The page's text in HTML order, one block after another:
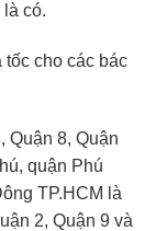
có.
tốc cho các bác
Quận 8, Quận
quận Phú
TP.HCM là
2, Quận 9 và